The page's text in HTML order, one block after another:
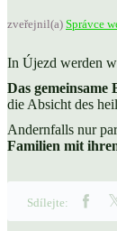
zveřejnil(a) Správce
In Újezd werden
Das
die Absicht des
Andernfalls nur
Familien mit
Sdílejte: